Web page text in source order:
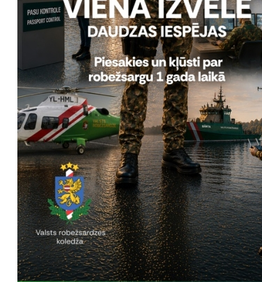
Vai šī informācija bija noderīga?